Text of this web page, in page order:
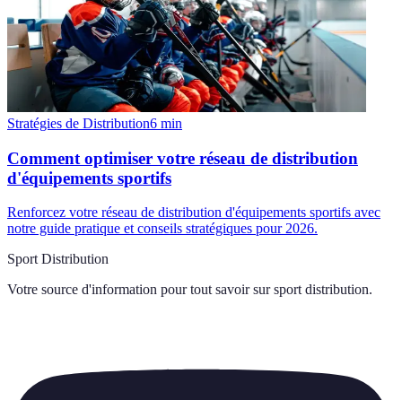
Stratégies de Distribution6 min
Comment optimiser votre réseau de distribution
d'équipements sportifs
Renforcez votre réseau de distribution d'équipements sportifs avec
notre guide pratique et conseils stratégiques pour 2026.
Sport Distribution
Votre source d'information pour tout savoir sur sport distribution.